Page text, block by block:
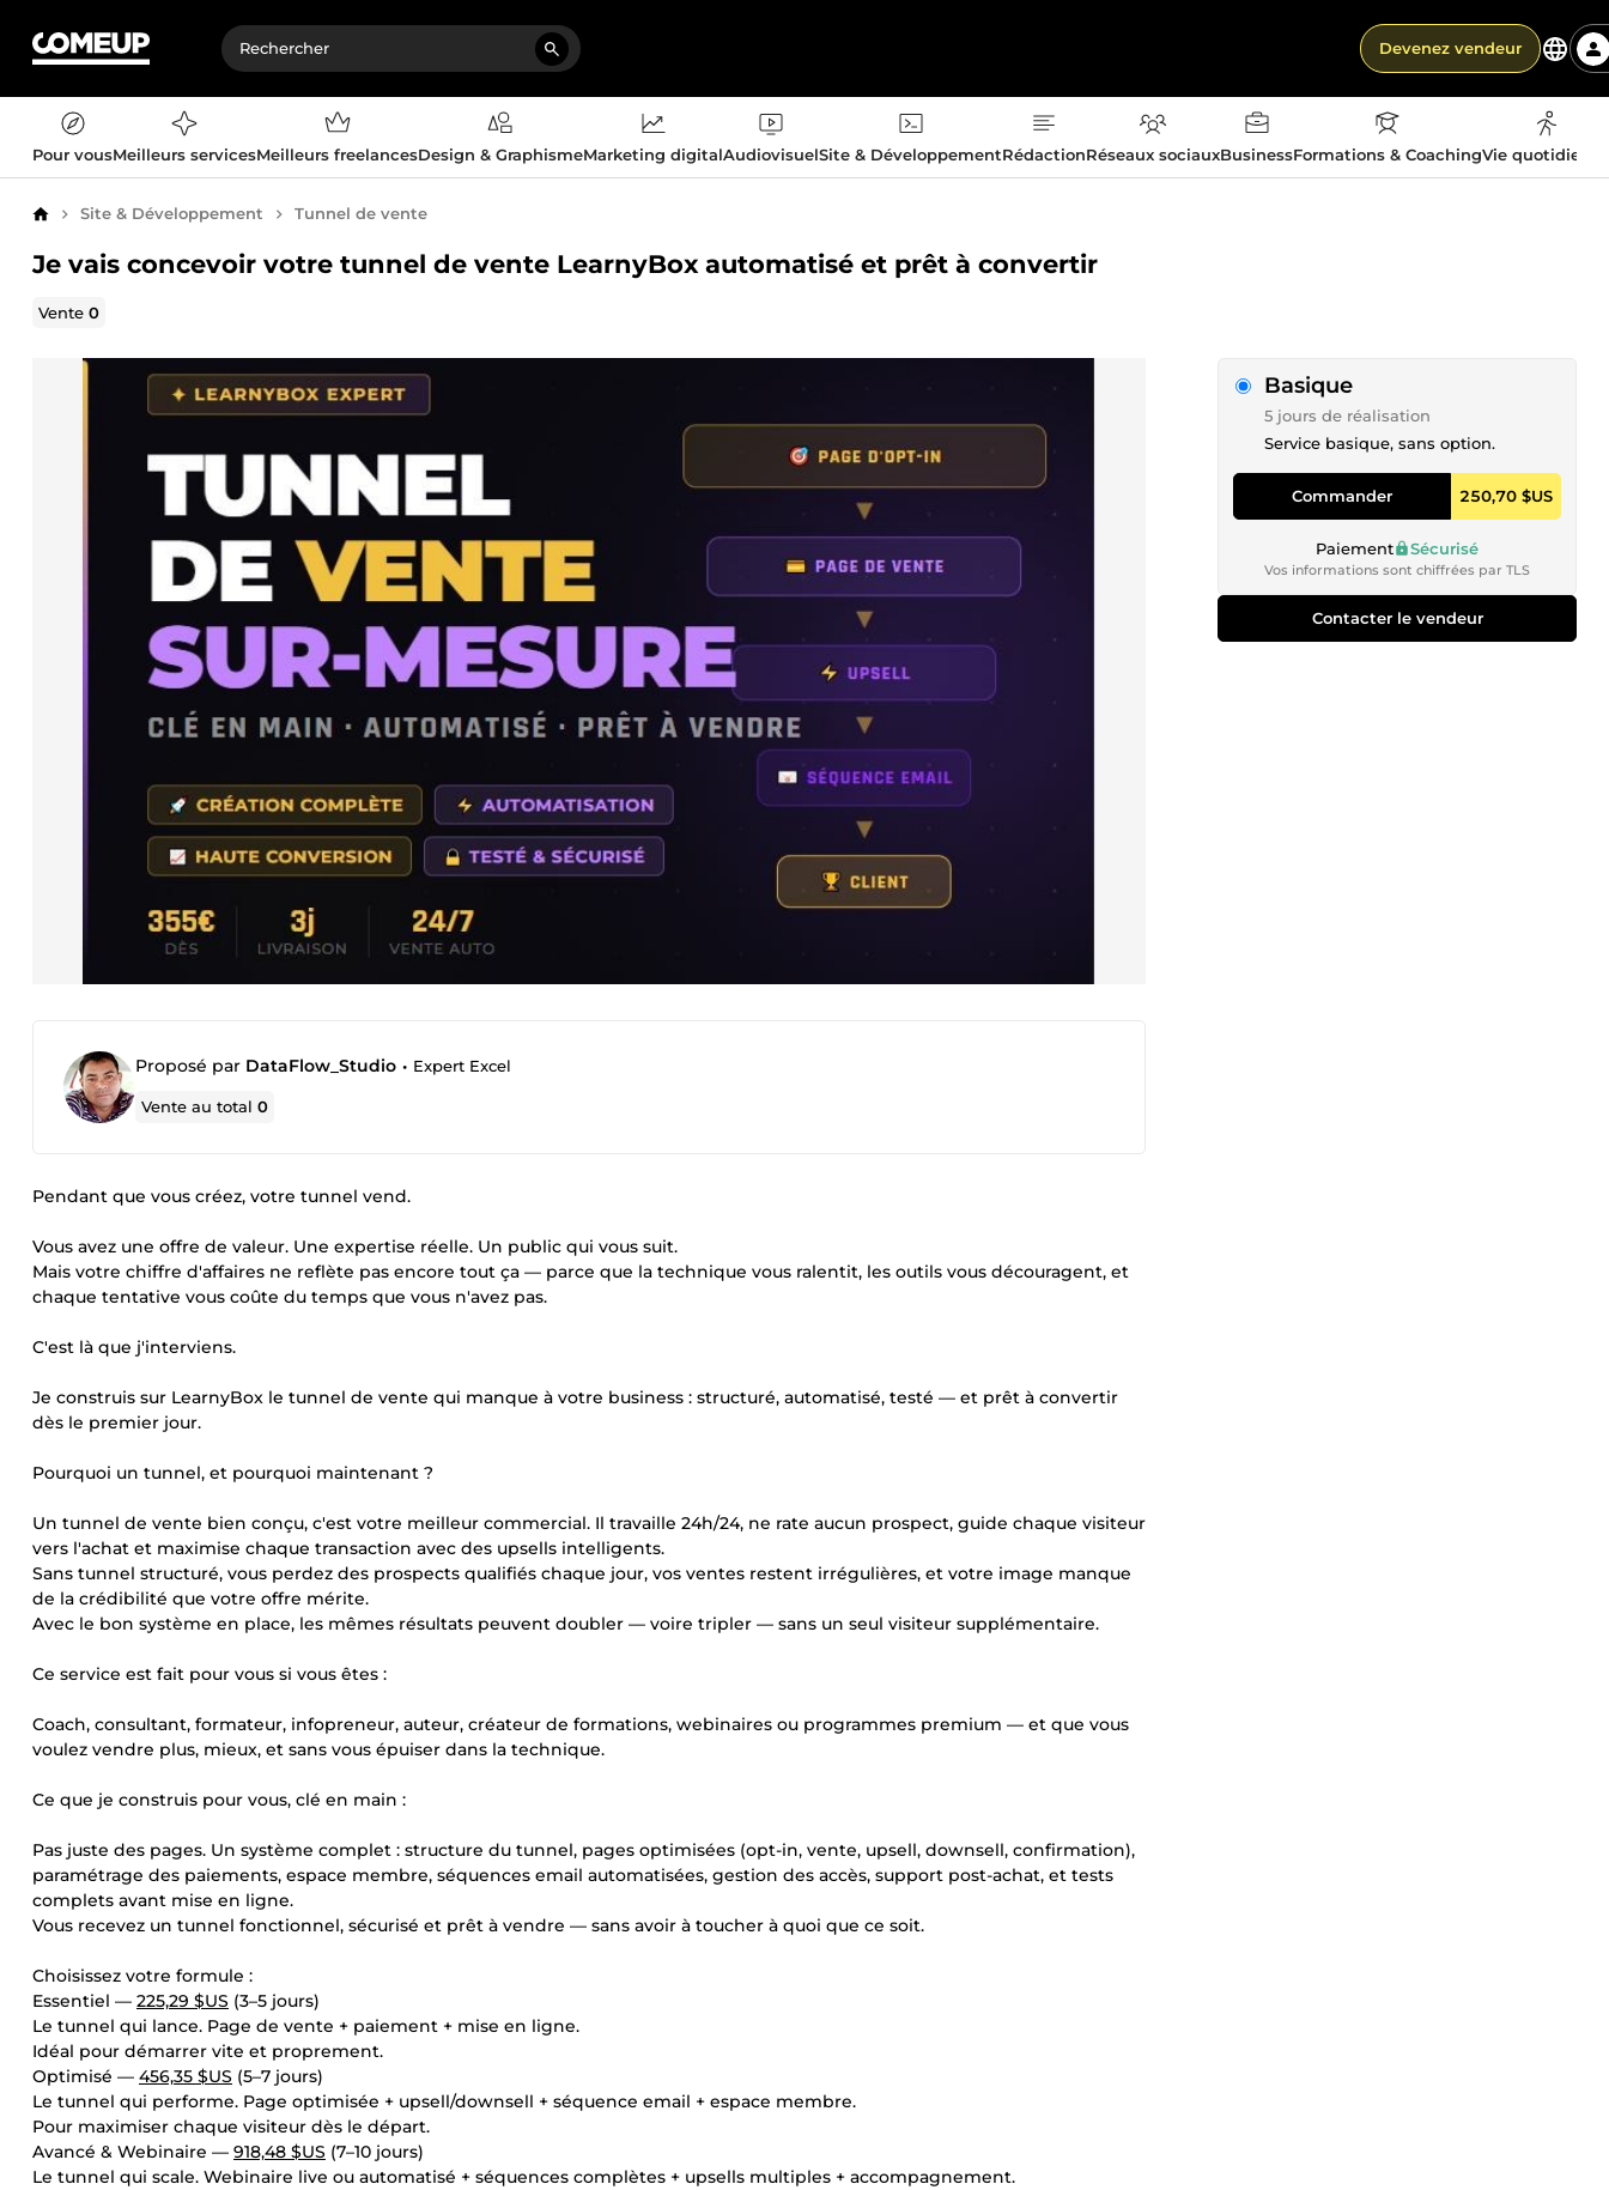
Devenez vendeur
Pour vousMeilleurs servicesMeilleurs freelancesDesign & GraphismeMarketing digitalAudiovisuelSite & DéveloppementRédactionRéseaux sociauxBusinessFormations & CoachingVie
AccueilSite & Développement Tunnel de vente
Je vais concevoir votre tunnel de vente LearnyBox automatisé et prêt à convertir
Vente0
Proposé par DataFlow_Studio • Expert Excel
Vente au total0
Pendant que vous créez, votre tunnel vend.
Vous avez une offre de valeur. Une expertise réelle. Un public qui vous suit.
Mais votre chiffre d'affaires ne reflète pas encore tout ça — parce que la technique vous ralentit, les outils vous découragent, et
chaque tentative vous coûte du temps que vous n'avez pas.
C'est là que j'interviens.
Je construis sur LearnyBox le tunnel de vente qui manque à votre business : structuré, automatisé, testé — et prêt à convertir
dès le premier jour.
Pourquoi un tunnel, et pourquoi maintenant ?
Un tunnel de vente bien conçu, c'est votre meilleur commercial. Il travaille 24h/24, ne rate aucun prospect, guide chaque visiteur
vers l'achat et maximise chaque transaction avec des upsells intelligents.
Sans tunnel structuré, vous perdez des prospects qualifiés chaque jour, vos ventes restent irrégulières, et votre image manque
de la crédibilité que votre offre mérite.
Avec le bon système en place, les mêmes résultats peuvent doubler — voire tripler — sans un seul visiteur supplémentaire.
Ce service est fait pour vous si vous êtes :
Coach, consultant, formateur, infopreneur, auteur, créateur de formations, webinaires ou programmes premium — et que vous
voulez vendre plus, mieux, et sans vous épuiser dans la technique.
Ce que je construis pour vous, clé en main :
Pas juste des pages. Un système complet : structure du tunnel, pages optimisées (opt-in, vente, upsell, downsell, confirmation),
paramétrage des paiements, espace membre, séquences email automatisées, gestion des accès, support post-achat, et tests
complets avant mise en ligne.
Vous recevez un tunnel fonctionnel, sécurisé et prêt à vendre — sans avoir à toucher à quoi que ce soit.
Choisissez votre formule :
Essentiel — 225,29 $US (3–5 jours)
Le tunnel qui lance. Page de vente + paiement + mise en ligne.
Idéal pour démarrer vite et proprement.
Optimisé — 456,35 $US (5–7 jours)
Le tunnel qui performe. Page optimisée + upsell/downsell + séquence email + espace membre.
Pour maximiser chaque visiteur dès le départ.
Avancé & Webinaire — 918,48 $US (7–10 jours)
Le tunnel qui scale. Webinaire live ou automatisé + séquences complètes + upsells multiples + accompagnement.
Basique
5 jours de réalisation
Service basique, sans option.
Commander 250,70 $US
Paiement Sécurisé
Vos informations sont chiffrées par TLS
Contacter le vendeur